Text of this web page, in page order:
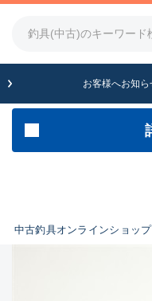
お客様へお知ら
中古釣具オンラインショップ
竿・ルアーロ
その他・雑品